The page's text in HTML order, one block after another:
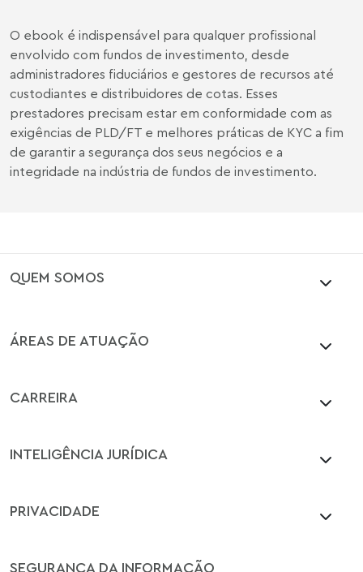
O ebook é indispensável para qualquer profissional
envolvido com fundos de investimento, desde
administradores fiduciários e gestores de recursos até
custodiantes e distribuidores de cotas. Esses
prestadores precisam estar em conformidade com as
exigências de PLD/FT e melhores práticas de KYC a fim
de garantir a segurança dos seus negócios e a
integridade na indústria de fundos de investimento.
QUEM SOMOS
ÁREAS DE ATUAÇÃO
CARREIRA
INTELIGÊNCIA JURÍDICA
PRIVACIDADE
SEGURANÇA DA INFORMAÇÃO